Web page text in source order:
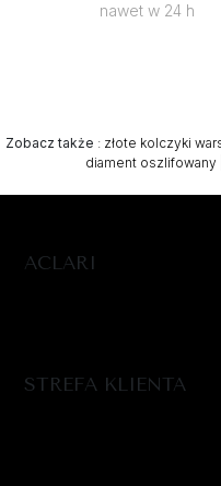
nawet w 24 h
Zobacz także : złote kolczyki
diament oszlifowany|
ACLARI
STREFA KLIENTA